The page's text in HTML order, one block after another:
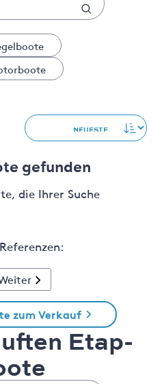
gefunden
die Ihrer Suche
zum Verkauf
Etap-